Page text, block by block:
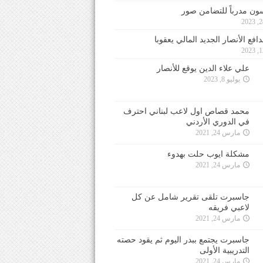
مدرباً للتضامن صور
الأنصار الجديد المالي يعقوبا
علي علاء الدين يوقع للأنصار
يوليو 8, 2023
محمد قصاص اول لاعب لبناني احترف
في الدوري الأردني
مارس 24, 2021
مشكلة ايوب حلت بهدوء
مارس 24, 2021
جاسبرت تلقى تقرير شامل عن كل
لاعبي فريقه
مارس 24, 2021
جاسبرت يجتمع ببدر اليوم ثم يقود حصته
التدريبية الأولى
مارس 24, 2021